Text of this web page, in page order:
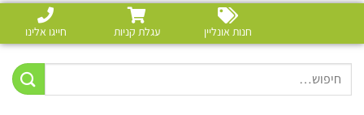
חנות אונליין עגלת קניות חייגו אלינו